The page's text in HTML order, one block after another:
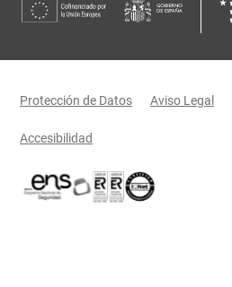
Menú legal
Protección de Datos Aviso Legal
Accesibilidad